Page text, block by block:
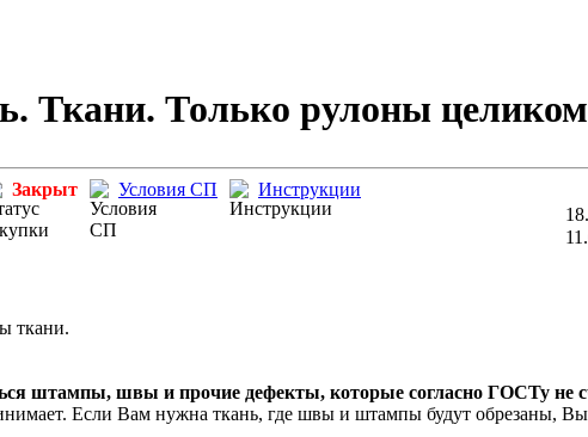
Ткани. Только рулоны
Закрыт Условия СП Инструкции
ткани.
штампы, швы и прочие дефекты, которые согласно ГОСТу не
Если Вам нужна ткань, где швы и штампы будут обрезаны, Вы